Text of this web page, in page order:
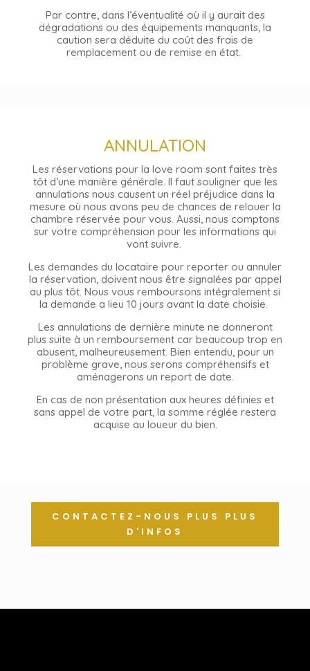
Par contre, dans l’éventualité où il y aurait des
dégradations ou des équipements manquants, la
caution sera déduite du coût des frais de
remplacement ou de remise en état.
ANNULATION
Les réservations pour la love room sont faites très
tôt d’une manière générale. Il faut souligner que les
annulations nous causent un réel préjudice dans la
mesure où nous avons peu de chances de relouer la
chambre réservée pour vous. Aussi, nous comptons
sur votre compréhension pour les informations qui
vont suivre.
Les demandes du locataire pour reporter ou annuler
la réservation, doivent nous être signalées par appel
au plus tôt. Nous vous remboursons intégralement si
la demande a lieu 10 jours avant la date choisie.
Les annulations de dernière minute ne donneront
plus suite à un remboursement car beaucoup trop en
abusent, malheureusement. Bien entendu, pour un
problème grave, nous serons compréhensifs et
aménagerons un report de date.
En cas de non présentation aux heures définies et
sans appel de votre part, la somme réglée restera
acquise au loueur du bien.
CONTACTEZ-NOUS PLUS PLUS
D'INFOS